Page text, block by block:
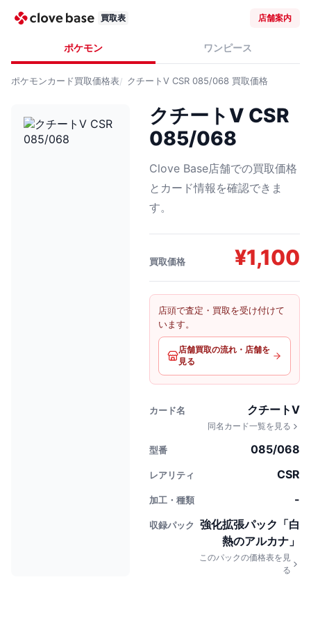
買取表 店舗案内
ポケモン ワンピース
ポケモンカード買取価格表 クチートV CSR 085/068 買取価格
クチートV CSR
085/068
Clove Base店舗での買取価格
とカード情報を確認できま
す。
買取価格 ¥1,100
店頭で査定・買取を受け付けて
います。
店舗買取の流れ・店舗を
見る
カード名 クチートV
同名カード一覧を見る
型番 085/068
レアリティ CSR
加工・種類 -
収録パック
強化拡張パック「白
熱のアルカナ」
このパックの価格表を見
る